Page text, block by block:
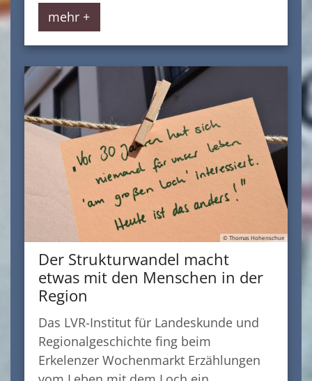
mehr +
© Thomas Hohenschue
Der Strukturwandel macht
etwas mit den Menschen in der
Region
Das LVR-Institut für Landeskunde und
Regionalgeschichte fing beim
Erkelenzer Wochenmarkt Erzählungen